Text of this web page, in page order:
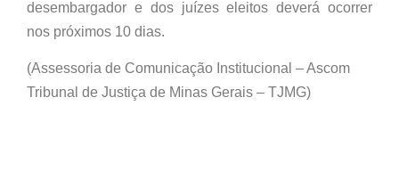
desembargador e dos juízes eleitos deverá ocorrer
nos próximos 10 dias.
(Assessoria de Comunicação Institucional – Ascom
Tribunal de Justiça de Minas Gerais – TJMG)